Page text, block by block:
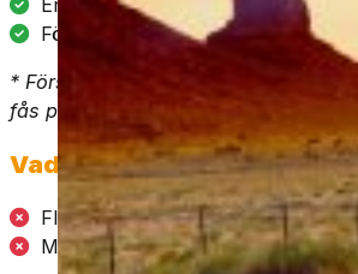
Erfarna svenska guider
Försäkring*
* Försäkring: En trafik-, stöld- och
fås på plats.
Vad ingår inte?
Flygbiljett (men vi hjälper gärna
Mat och dryck (förutom